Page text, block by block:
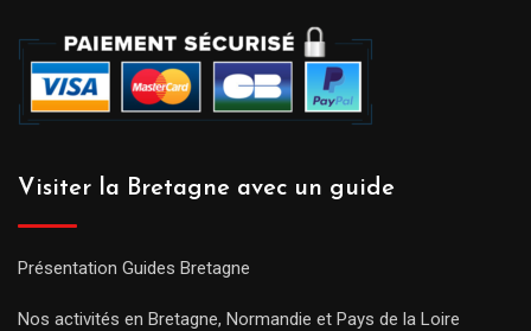
Visiter la Bretagne avec un guide
Présentation Guides Bretagne
Nos activités en Bretagne, Normandie et Pays de la Loire